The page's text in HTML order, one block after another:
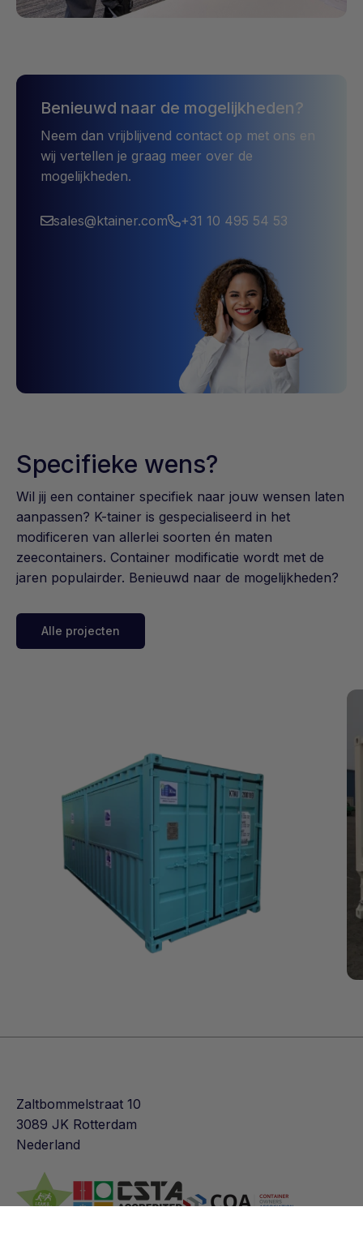
Benieuwd naar de mogelijkheden?
Neem dan vrijblijvend contact op met ons en
wij vertellen je graag meer over de
mogelijkheden.
sales@ktainer.com +31 10 495 54 53
Specifieke wens?
Wil jij een container specifiek naar jouw wensen laten
aanpassen? K-tainer is gespecialiseerd in het
modificeren van allerlei soorten én maten
zeecontainers. Container modificatie wordt met de
jaren populairder. Benieuwd naar de mogelijkheden?
Alle projecten
Zaltbommelstraat 10
3089 JK Rotterdam
Nederland